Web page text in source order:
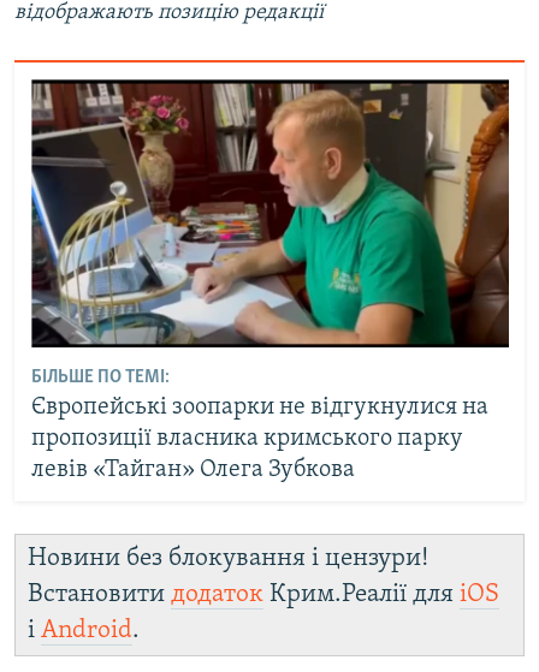
відображають позицію редакції
БІЛЬШЕ ПО ТЕМІ:
Європейські зоопарки не відгукнулися на
пропозиції власника кримського парку
левів «Тайган» Олега Зубкова
Новини без блокування і цензури!
Встановити додаток Крим.Реалії для iOS
і Android.